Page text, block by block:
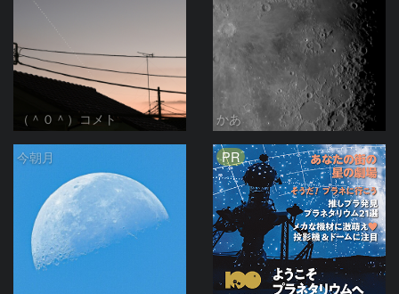
（＾０＾）コメト かあ
今朝月 PR